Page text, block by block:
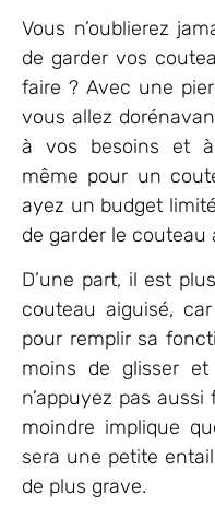
Vous n’oublierez
de garder vos
faire ? Avec une
vous allez
à vos besoins et à
même pour un
ayez un budget
de garder le couteau
D’une part, il est
couteau aiguisé,
pour remplir sa
moins de glisser
n’appuyez pas
moindre implique
sera une petite
de plus grave.